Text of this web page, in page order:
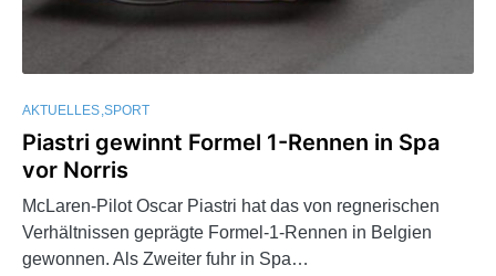
AKTUELLES SPORT
Piastri gewinnt Formel 1-Rennen in Spa
vor Norris
McLaren-Pilot Oscar Piastri hat das von regnerischen
Verhältnissen geprägte Formel-1-Rennen in Belgien
gewonnen. Als Zweiter fuhr in Spa…